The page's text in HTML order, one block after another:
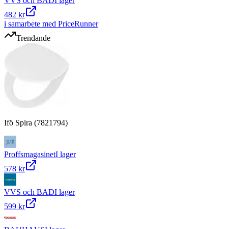
482 kr
i samarbete med PriceRunner
Trendande
Ifö Spira (7821794)
ProffsmagasinetI lager
578 kr
VVS och BADI lager
599 kr